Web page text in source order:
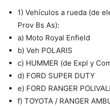
1) Vehículos a rueda (de
Prov Bs As):
a) Moto Royal Enfield
b) Veh POLARIS
c) HUMMER (de Expl y
d) FORD SUPER DUTY
e) FORD RANGER
f) TOYOTA / RANGER